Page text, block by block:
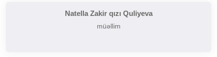
Natella Zakir qızı Quliyeva
müəllim